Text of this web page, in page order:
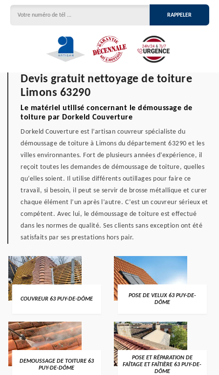
Devis gratuit nettoyage de toiture
Limons 63290
Le matériel utilisé concernant le démoussage de
toiture par Dorkeld Couverture
Dorkeld Couverture est l’artisan couvreur spécialiste du
démoussage de toiture à Limons du département 63290 et les
villes environnantes. Fort de plusieurs années d’expérience, il
reçoit toutes les demandes de démoussage de toiture, quelles
qu’elles soient. Il utilise différents outillages pour faire ce
travail, si besoin, il peut se servir de brosse métallique et curer
chaque élément l’un après l’autre. C’est un couvreur sérieux et
compétent. Avec lui, le démoussage de toiture est effectué
dans les normes de qualité. Ses clients sans exception ont été
satisfaits par ses prestations hors pair.
COUVREUR 63 PUY-DE-DÔME
POSE DE VELUX 63 PUY-DE-
DÔME
DEMOUSSAGE DE TOITURE 63
PUY-DE-DÔME
POSE ET RÉPARATION DE
FAÎTAGE ET FAÎTIÈRE 63 PUY-DE-
DÔME